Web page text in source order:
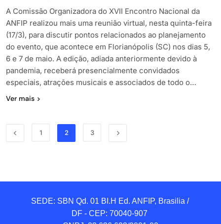
A Comissão Organizadora do XVII Encontro Nacional da
ANFIP realizou mais uma reunião virtual, nesta quinta-feira
(17/3), para discutir pontos relacionados ao planejamento
do evento, que acontece em Florianópolis (SC) nos dias 5,
6 e 7 de maio. A edição, adiada anteriormente devido à
pandemia, receberá presencialmente convidados
especiais, atrações musicais e associados de todo o…
Ver mais
1 2 3
SEDE: SBN Qd. 01 BI.H Ed. ANFIP, Brasilia /
DF - CEP: 70040-907